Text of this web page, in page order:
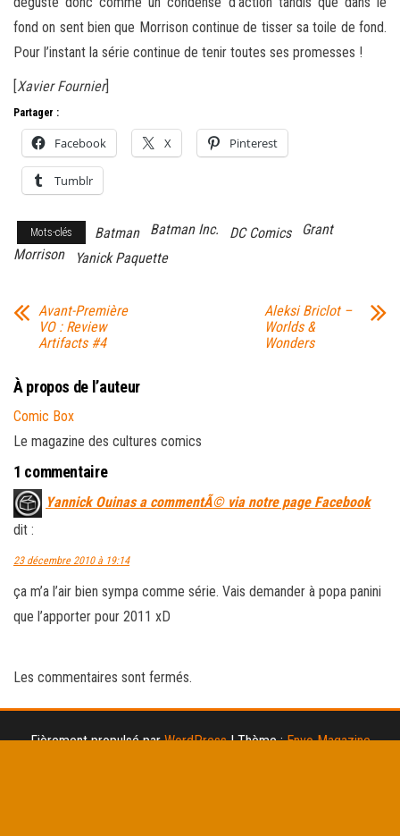
fond on sent bien que Morrison continue de tisser sa toile de fond.
Pour l’instant la série continue de tenir toutes ses promesses !
[Xavier Fournier]
Partager :
Facebook X Pinterest
Tumblr
Mots-clés Batman Batman Inc. DC Comics
Grant
Morrison
Yanick Paquette
Avant-Première
VO : Review
Artifacts #4
Aleksi Briclot –
Worlds &
Wonders
À propos de l’auteur
Comic Box
Le magazine des cultures comics
1 commentaire
Yannick Ouinas a commentÃ© via notre page Facebook
dit :
23 décembre 2010 à 19:14
ça m’a l’air bien sympa comme série. Vais demander à popa panini
que l’apporter pour 2011 xD
Les commentaires sont fermés.
Fièrement propulsé parWordPress |Thème :Envo Magazine